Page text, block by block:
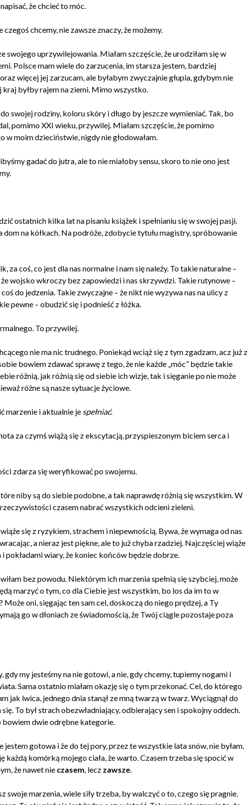
że chcieć to móc.
chcemy, nie zawsze znaczy, że możemy.
swojego uprzywilejowania. Miałam szczęście, że urodziłam się w
Polsce mam wiele do zarzucenia, im starsza jestem, bardziej
więcej jej zarzucam, ale byłabym zwyczajnie głupia, gdybym nie
kraj byłby rajem na ziemi. Mimo wszystko.
swojej rodziny, koloru skóry i długo by jeszcze wymieniać. Tak, bo
pomimo XXI wieku, przywilej. Miałam szczęście, że pomimo
moim dzieciństwie, nigdy nie głodowałam.
gadać do jutra, ale to nie miałoby sensu, skoro to nie ono jest
ostatnich kilka lat na pisaniu książek i spełnianiu się w swojej pasji.
dom na kółkach. Na podróże, zdobycie tytułu magistry, spróbowanie
za coś, co jest dla nas normalne i nam się należy. To takie naturalne –
wojsko wkroczy bez zapowiedzi i nas skrzywdzi. Takie rutynowe –
do jedzenia. Takie zwyczajne – że nikt nie wyzywa nas na ulicy z
pewne – obudzić się i podnieść z łóżka.
To przywilej.
nie ma nic trudnego. Poniekąd wciąż się z tym zgadzam, acz już z
bowiem zdawać sprawę z tego, że nie każde „móc” będzie takie
różnią, jak różnią się od siebie ich wizje, tak i sięganie po nie może
różne są nasze sytuacje życiowe.
marzenie i aktualnie je spełniać.
za czymś wiążą się z ekscytacją, przyspieszonym biciem serca i
zdarza się weryfikować po swojemu.
niby są do siebie podobne, a tak naprawdę różnią się wszystkim. W
czasem nabrać wszystkich odcieni zieleni.
się z ryzykiem, strachem i niepewnością. Bywa, że wymaga od nas
a nieraz jest piękne, ale to już chyba rzadziej. Najczęściej wiąże
pokładami wiary, że koniec końców będzie dobrze.
bez powodu. Niektórym ich marzenia spełnią się szybciej, może
marzyć o tym, co dla Ciebie jest wszystkim, bo los da im to w
Może oni, sięgając ten sam cel, doskoczą do niego prędzej, a Ty
go w dłoniach ze świadomością, że Twój ciągle pozostaje poza
gdy my jesteśmy na nie gotowi, a nie, gdy chcemy, tupiemy nogami i
Sama ostatnio miałam okazję się o tym przekonać. Cel, do którego
jak lwica, jednego dnia stanął ze mną twarzą w twarz. Wyciągnął do
To był strach obezwładniający, odbierający sen i spokojny oddech.
bowiem dwie odrębne kategorie.
jestem gotowa i że do tej pory, przez te wszystkie lata snów, nie byłam.
każdą komórką mojego ciała, że warto. Czasem trzeba się spocić w
że nawet nie czasem , lecz zawsze
swoje marzenia, wiele siły trzeba, by walczyć o to, czego się pragnie.